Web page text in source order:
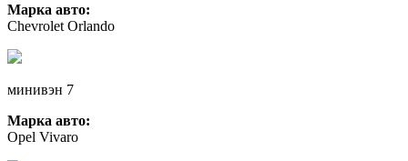
Марка авто:
Chevrolet Orlando
минивэн 7
Марка авто:
Opel Vivaro